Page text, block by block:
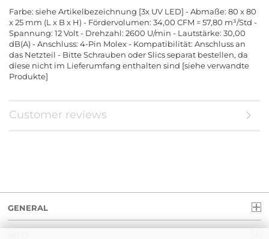
Farbe: siehe Artikelbezeichnung [3x UV LED] - Abmaße: 80 x 80
x 25 mm (L x B x H) - Fördervolumen: 34,00 CFM = 57,80 m³/Std -
Spannung: 12 Volt - Drehzahl: 2600 U/min - Lautstärke: 30,00
dB(A) - Anschluss: 4-Pin Molex - Kompatibilität: Anschluss an
das Netzteil - Bitte Schrauben oder Slics separat bestellen, da
diese nicht im Lieferumfang enthalten sind [siehe verwandte
Produkte]
Customer reviews
GENERAL